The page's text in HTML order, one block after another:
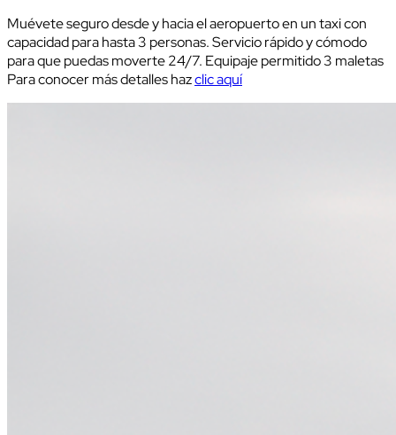
Muévete seguro desde y hacia el aeropuerto en un taxi con
capacidad para hasta 3 personas. Servicio rápido y cómodo
para que puedas moverte 24/7. Equipaje permitido 3 maletas
Para conocer más detalles hazclic aquí